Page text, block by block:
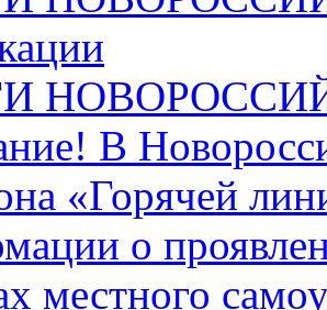
В
«Горячей
о
местного